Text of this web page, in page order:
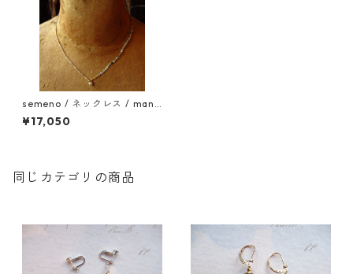
semeno / ネックレス / man-
05 / 22aw
¥17,050
同じカテゴリの商品